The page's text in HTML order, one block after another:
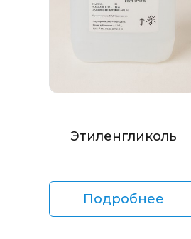
Этиленгликоль
Подробнее